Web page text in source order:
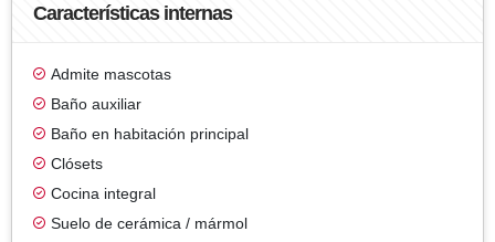
Características internas
Admite mascotas
Baño auxiliar
Baño en habitación principal
Clósets
Cocina integral
Suelo de cerámica / mármol